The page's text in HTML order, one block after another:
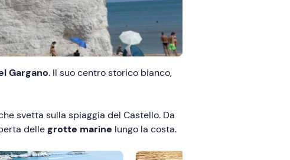
Gargano. Il suo centro storico bianco,
svetta sulla spiaggia del Castello. Da
dellegrotte marine lungo la costa.